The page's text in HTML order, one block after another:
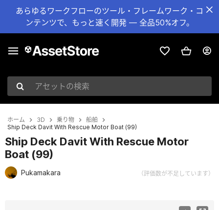
あらゆるワークフローのツール・フレームワーク・コ
ンテンツで、もっと速く開発 — 全品50%オフ。
アセットの検索
ホーム 3D 乗り物
船舶
Ship Deck Davit With Rescue Motor Boat (99)
Ship Deck Davit With Rescue Motor
Boat (99)
Pukamakara （評価数が不足しています）